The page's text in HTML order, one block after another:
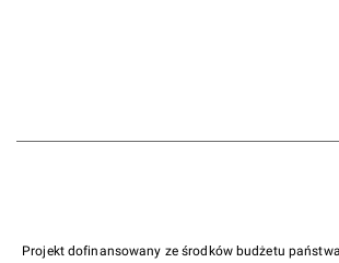
Projekt dofinansowany ze środków budżetu